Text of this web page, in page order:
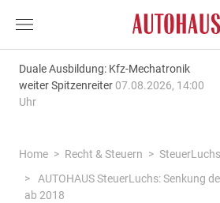
Duale Ausbildung: Kfz-Mechatronik
weiter Spitzenreiter 07.08.2026, 14:00
Uhr
Home Recht & Steuern
SteuerLuchs
AUTOHAUS SteuerLuchs: Senkung
ab 2018